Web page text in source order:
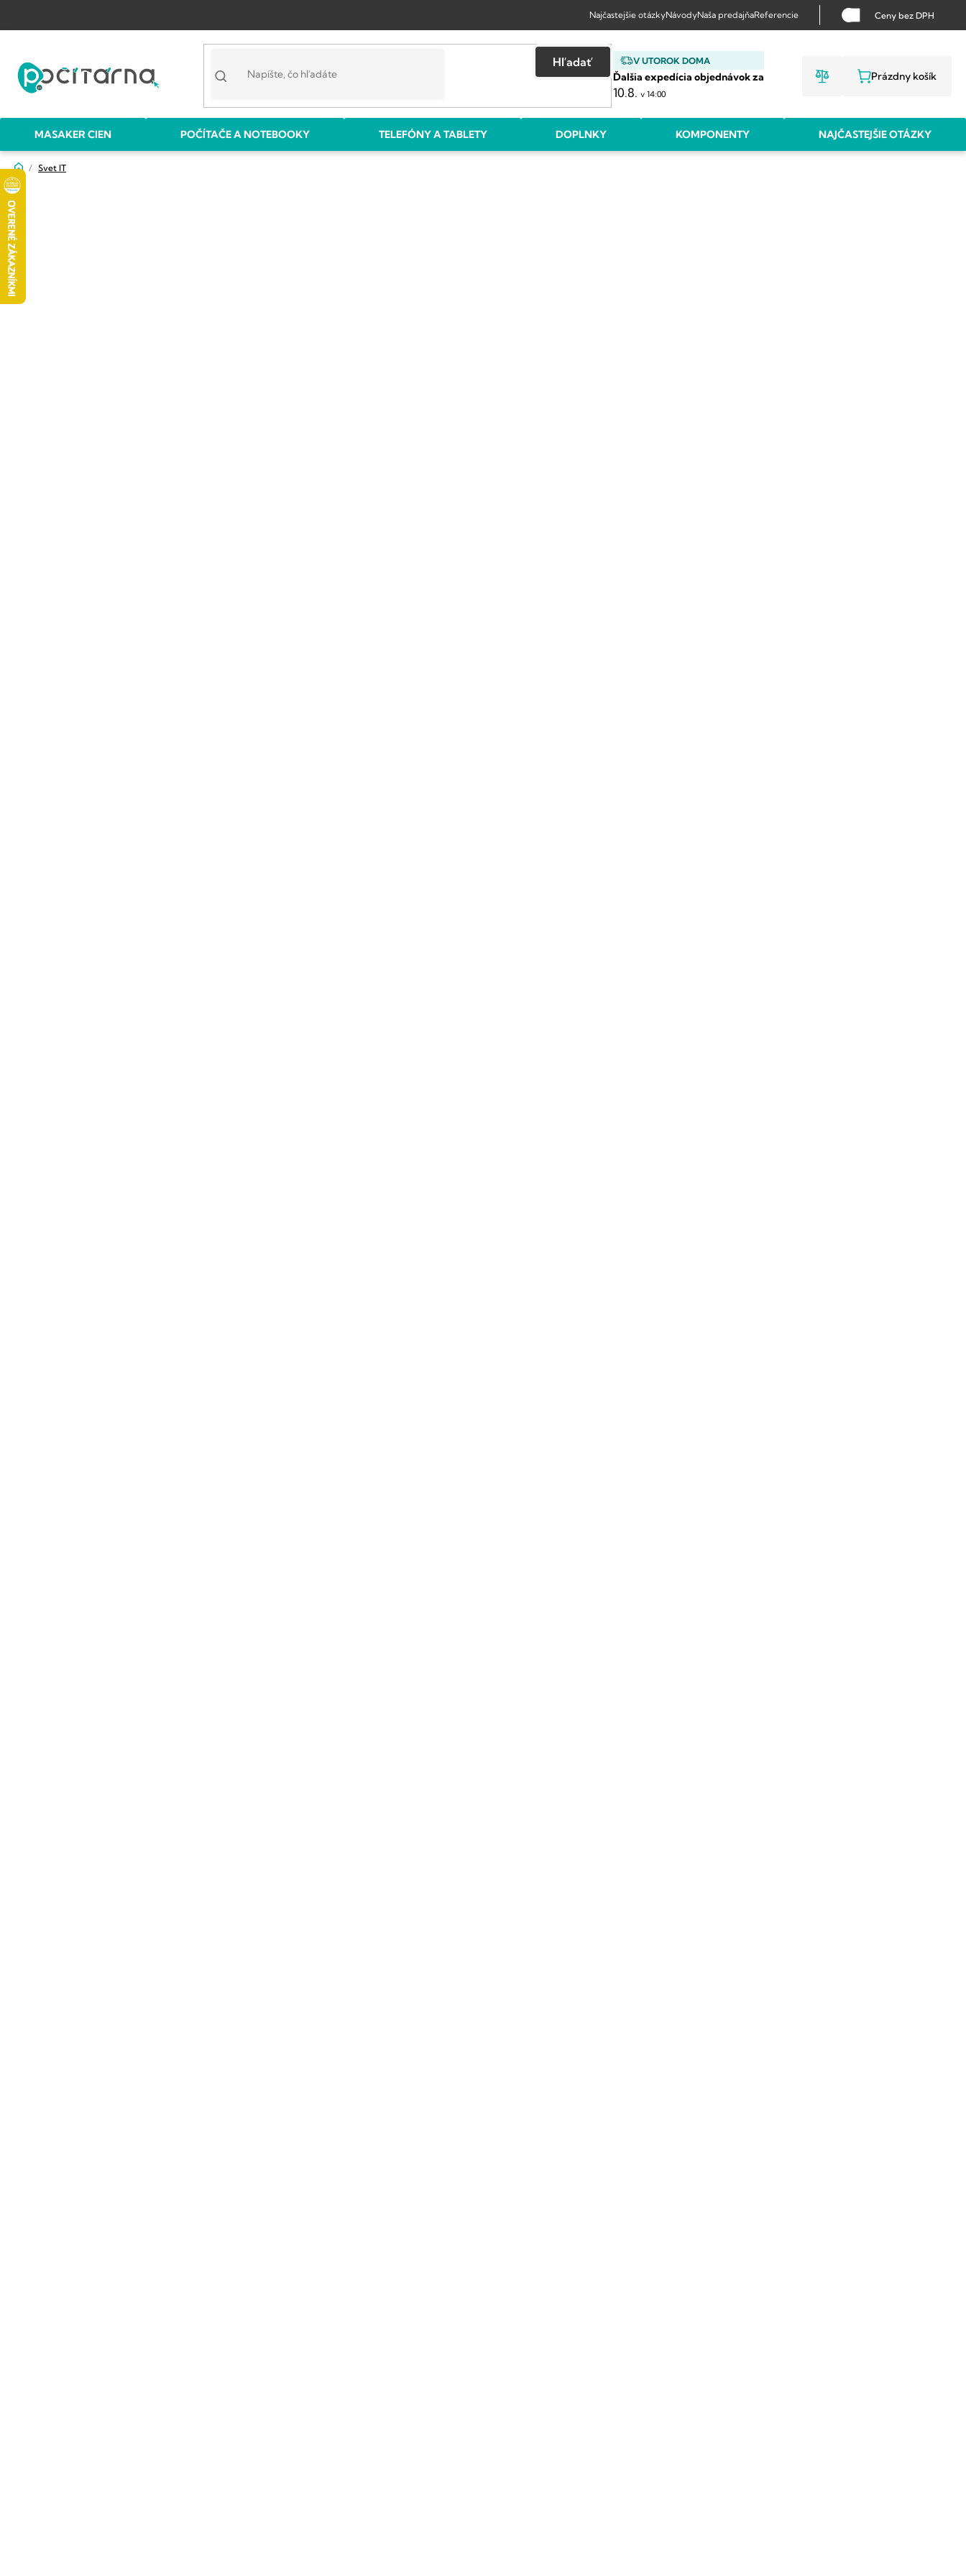
obsah
Najčastejšie otázkyNávodyNaša predajňaReferencie Ceny bez DPH
V UTOROK DOMA
Ďalšia expedícia objednávok za
10.8.v 14:00
Hľadať
NÁKUPNÝ
Prázdny košík
MASAKER CIEN POČÍTAČE A NOTEBOOKY TELEFÓNY A TABLETY DOPLNKY KOMPONENTY NAJČASTEJŠIE OTÁZKY
DomovSvet IT
B
o
č
n
ý
p